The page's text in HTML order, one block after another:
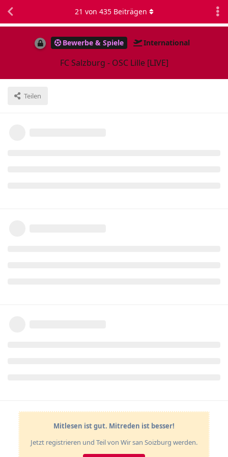
Bewerbe & Spiele International
FC Salzburg - OSC Lille [LIVE]
Teilen
21 von 435Beiträgen
Mitlesen ist gut. Mitreden ist besser!
Jetzt registrieren und Teil von Wir san Soizburg werden.